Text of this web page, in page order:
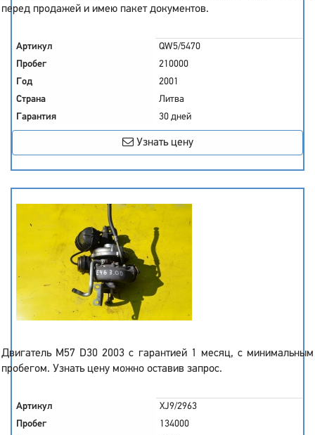
перед продажей и имею пакет документов.
Артикул
QW5/5470
Пробег
210000
Год
2001
Страна
Литва
Гарантия
30 дней
Узнать цену
Двигатель M57 D30 2003 с гарантией 1 месяц, с минимальным
пробегом. Узнать цену можно оставив запрос.
Артикул
XJ9/2963
Пробег
134000